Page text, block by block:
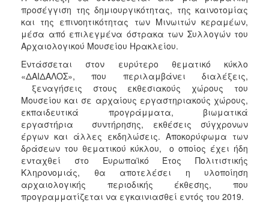
ΑΝΘΕΚΤΙΚΗ
ΠΟΛΗ
προσέγγιση της δημιουργικότητας, της καινοτομίας
και της επινοητικότητας των Μινωιτών κεραμέων,
μέσα από επιλεγμένα όστρακα των Συλλογών του
Αρχαιολογικού Μουσείου Ηρακλείου.
Εντάσσεται στον ευρύτερο θεματικό κύκλο
«ΔΑΙΔΑΛΟΣ», που περιλαμβάνει διαλέξεις,
ξεναγήσεις στους εκθεσιακούς χώρους του
Μουσείου και σε αρχαίους εργαστηριακούς χώρους,
εκπαιδευτικά προγράμματα, βιωματικά
εργαστήρια συντήρησης, εκθέσεις σύγχρονων
έργων και άλλες εκδηλώσεις. Αποκορύφωμα των
δράσεων του θεματικού κύκλου, ο οποίος έχει ήδη
ενταχθεί στο Ευρωπαϊκό Έτος Πολιτιστικής
Κληρονομιάς, θα αποτελέσει η υλοποίηση
αρχαιολογικής περιοδικής έκθεσης, που
προγραμματίζεται να εγκαινιασθεί εντός του 2019.